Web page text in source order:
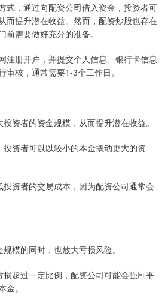
式，通过向配资公司借入资金，投资者可
而提升潜在收益。然而，配资炒股也存在
需要做好充分的准备。
注册开户，并提交个人信息、银行卡信息
核，通常需要1-3个工作日。
资者的资金规模，从而提升潜在收益。
资者可以以较小的本金撬动更大的资
资者的交易成本，因为配资公司通常会
模的同时，也放大亏损风险。
超过一定比例，配资公司可能会强制平
。